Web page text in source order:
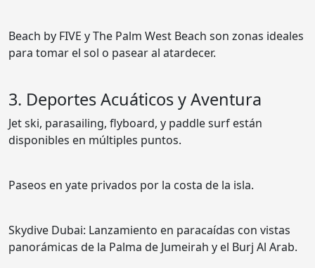
Beach by FIVE y The Palm West Beach son zonas ideales
para tomar el sol o pasear al atardecer.
3. Deportes Acuáticos y Aventura
Jet ski, parasailing, flyboard, y paddle surf están
disponibles en múltiples puntos.
Paseos en yate privados por la costa de la isla.
Skydive Dubai: Lanzamiento en paracaídas con vistas
panorámicas de la Palma de Jumeirah y el Burj Al Arab.